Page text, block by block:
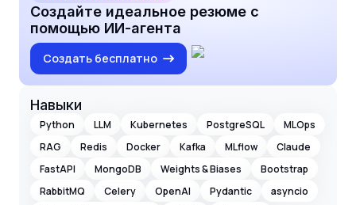
Создайте идеальное резюме с
помощью ИИ-агента
Создать бесплатно
Навыки
Python LLM Kubernetes PostgreSQL
MLOps
RAG
Redis Docker Kafka MLflow
Claude
FastAPI
MongoDB Weights & Biases
Bootstrap
RabbitMQ
Celery OpenAI Pydantic
asyncio